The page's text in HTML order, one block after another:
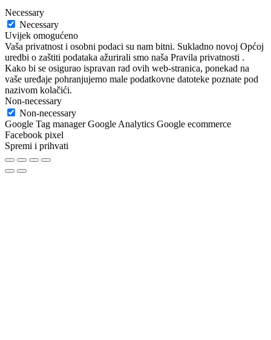
Necessary
Necessary
Uvijek omogućeno
Vaša privatnost i osobni podaci su nam bitni. Sukladno novoj Općoj
uredbi o zaštiti podataka ažurirali smo naša Pravila privatnosti .
Kako bi se osigurao ispravan rad ovih web-stranica, ponekad na
vaše uređaje pohranjujemo male podatkovne datoteke poznate pod
nazivom kolačići.
Non-necessary
Non-necessary
Google Tag manager Google Analytics Google ecommerce
Facebook pixel
Spremi i prihvati